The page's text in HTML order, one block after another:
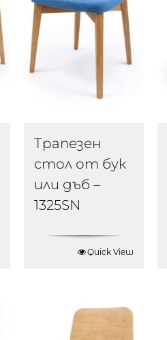
Трапезен
стол от бук
или дъб –
1325SN
Quick View